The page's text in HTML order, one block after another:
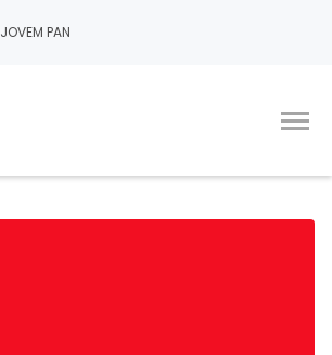
JOVEM PAN